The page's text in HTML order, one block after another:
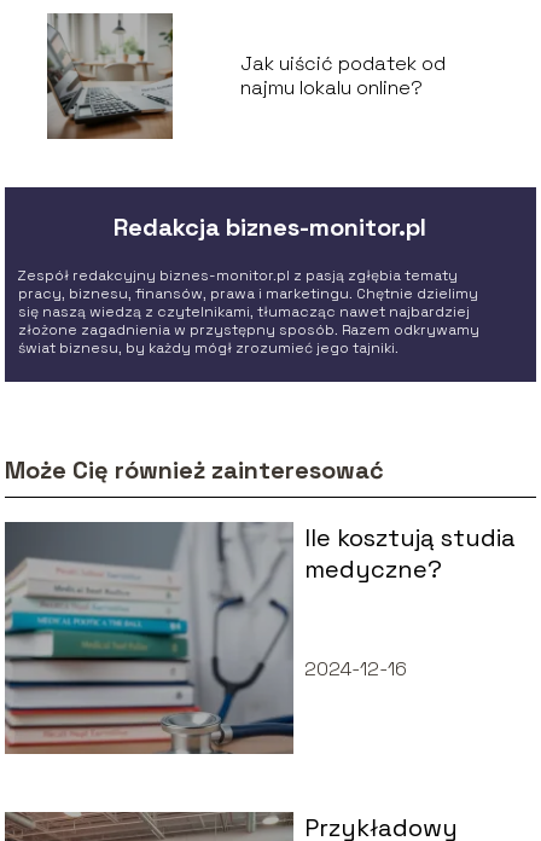
Jak uiścić podatek od
najmu lokalu online?
Redakcja biznes-monitor.pl
Zespół redakcyjny biznes-monitor.pl z pasją zgłębia tematy
pracy, biznesu, finansów, prawa i marketingu. Chętnie dzielimy
się naszą wiedzą z czytelnikami, tłumacząc nawet najbardziej
złożone zagadnienia w przystępny sposób. Razem odkrywamy
świat biznesu, by każdy mógł zrozumieć jego tajniki.
Może Cię również zainteresować
Ile kosztują studia
medyczne?
2024-12-16
Przykładowy